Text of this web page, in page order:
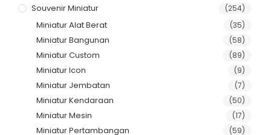
Souvenir Miniatur (254)
Miniatur Alat Berat (35)
Miniatur Bangunan (58)
Miniatur Custom (89)
Miniatur Icon (9)
Miniatur Jembatan (7)
Miniatur Kendaraan (50)
Miniatur Mesin (17)
Miniatur Pertambangan (59)